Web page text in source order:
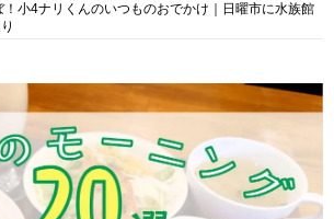
！小4ナリくんのいつものおでかけ｜日曜市に水族館